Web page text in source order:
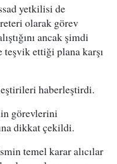
yetkilisi de
olarak görev
ancak şimdi
ettiği plana karşı
haberleştirdi.
görevlerini
dikkat çekildi.
temel karar alıcılar